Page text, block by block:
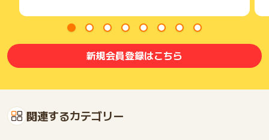
新規会員登録はこちら
関連するカテゴリー